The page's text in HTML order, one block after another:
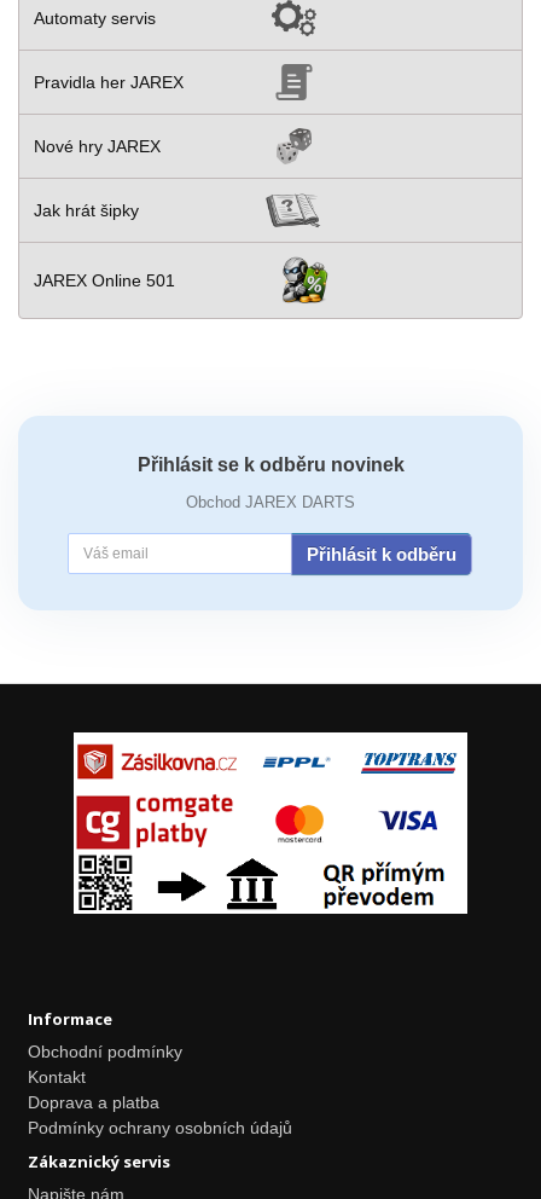
Automaty servis
Pravidla her JAREX
Nové hry JAREX
Jak hrát šipky
JAREX Online 501
Přihlásit se k odběru novinek
Obchod JAREX DARTS
Přihlásit k odběru
Informace
Obchodní podmínky
Kontakt
Doprava a platba
Podmínky ochrany osobních údajů
Zákaznický servis
Napište nám